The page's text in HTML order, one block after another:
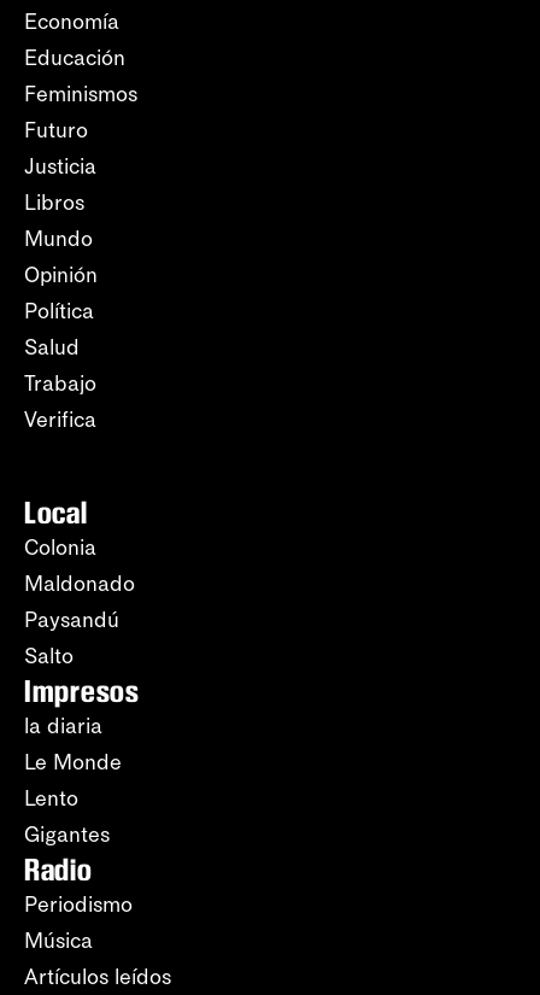
Economía
Educación
Feminismos
Futuro
Justicia
Libros
Mundo
Opinión
Política
Salud
Trabajo
Verifica
Local
Colonia
Maldonado
Paysandú
Salto
Impresos
la diaria
Le Monde
Lento
Gigantes
Radio
Periodismo
Música
Artículos leídos